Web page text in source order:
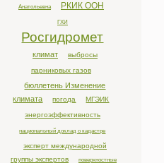
Анатольевна РКИК ООН
ГХИ
Росгидромет
климат
выбросы
парниковых газов
бюллетень Изменение
климата
погода
МГЭИК
энергоэффективность
национальный доклад о кадастре
эксперт международной
группы экспертов
поверхностные